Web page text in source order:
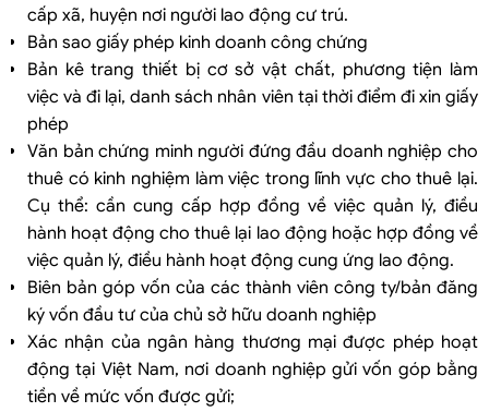
cấp xã, huyện nơi người lao động cư trú.
Bản sao giấy phép kinh doanh công chứng
Bản kê trang thiết bị cơ sở vật chất, phương tiện làm
việc và đi lại, danh sách nhân viên tại thời điểm đi xin giấy
phép
Văn bản chứng minh người đứng đầu doanh nghiệp cho
thuê có kinh nghiệm làm việc trong lĩnh vực cho thuê lại.
Cụ thể: cần cung cấp hợp đồng về việc quản lý, điều
hành hoạt động cho thuê lại lao động hoặc hợp đồng về
việc quản lý, điều hành hoạt động cung ứng lao động.
Biên bản góp vốn của các thành viên công ty/bản đăng
ký vốn đầu tư của chủ sở hữu doanh nghiệp
Xác nhận của ngân hàng thương mại được phép hoạt
động tại Việt Nam, nơi doanh nghiệp gửi vốn góp bằng
tiền về mức vốn được gửi;